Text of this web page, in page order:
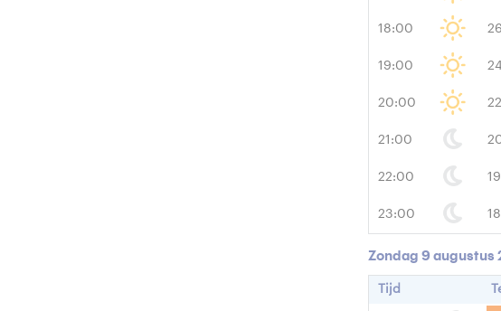
18:00
19:00
20:00
21:00
22:00
23:00
Zondag 9 augustus
Tijd